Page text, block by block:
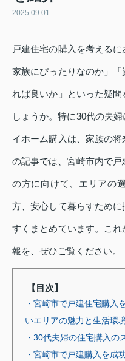
2025.09.01
戸建住宅の購入を考える
家族にぴったりなのか」
れば良いか」といった疑
しょうか。特に30代の夫
イホーム購入は、家族の
の記事では、宮崎市内で
の方に向けて、エリアの
方、安心して暮らすため
すくまとめています。こ
報を、ぜひご覧ください。
【目次】
・宮崎市で戸建住宅購入
いエリアの魅力と生活環
・30代夫婦の住宅購入の
・宮崎市で戸建購入を成